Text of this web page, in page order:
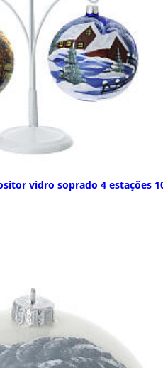
vidro soprado 4 estações